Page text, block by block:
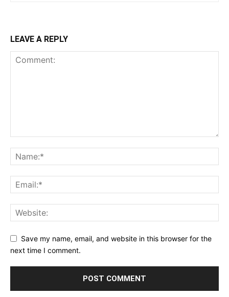
LEAVE A REPLY
Save my name, email, and website in this browser for the
next time I comment.